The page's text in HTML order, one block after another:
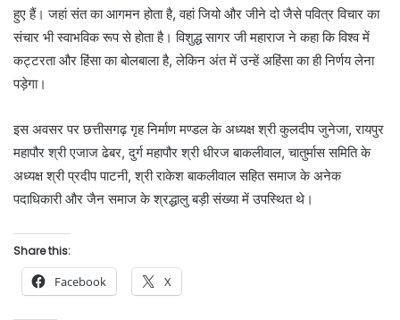
हुए हैं। जहां संत का आगमन होता है, वहां जियो और जीने दो जैसे पवित्र विचार का
संचार भी स्वाभविक रूप से होता है। विशुद्ध सागर जी महाराज ने कहा कि विश्व में
कट्टरता और हिंसा का बोलबाला है, लेकिन अंत में उन्हें अहिंसा का ही निर्णय लेना
पड़ेगा।
इस अवसर पर छत्तीसगढ़ गृह निर्माण मण्डल के अध्यक्ष श्री कुलदीप जुनेजा, रायपुर
महापौर श्री एजाज ढेबर, दुर्ग महापौर श्री धीरज बाकलीवाल, चातुर्मास समिति के
अध्यक्ष श्री प्रदीप पाटनी, श्री राकेश बाकलीवाल सहित समाज के अनेक
पदाधिकारी और जैन समाज के श्रद्धालु बड़ी संख्या में उपस्थित थे।
Share this:
Facebook X